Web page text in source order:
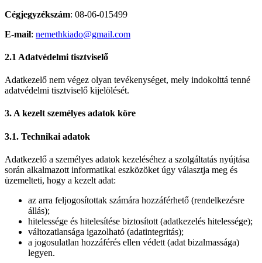
Cégjegyzékszám: 08-06-015499
E-mail: nemethkiado@gmail.com
2.1 Adatvédelmi tisztviselő
Adatkezelő nem végez olyan tevékenységet, mely indokolttá tenné
adatvédelmi tisztviselő kijelölését.
3. A kezelt személyes adatok köre
3.1. Technikai adatok
Adatkezelő a személyes adatok kezeléséhez a szolgáltatás nyújtása
során alkalmazott informatikai eszközöket úgy választja meg és
üzemelteti, hogy a kezelt adat:
az arra feljogosítottak számára hozzáférhető (rendelkezésre
állás);
hitelessége és hitelesítése biztosított (adatkezelés hitelessége);
változatlansága igazolható (adatintegritás);
a jogosulatlan hozzáférés ellen védett (adat bizalmassága)
legyen.